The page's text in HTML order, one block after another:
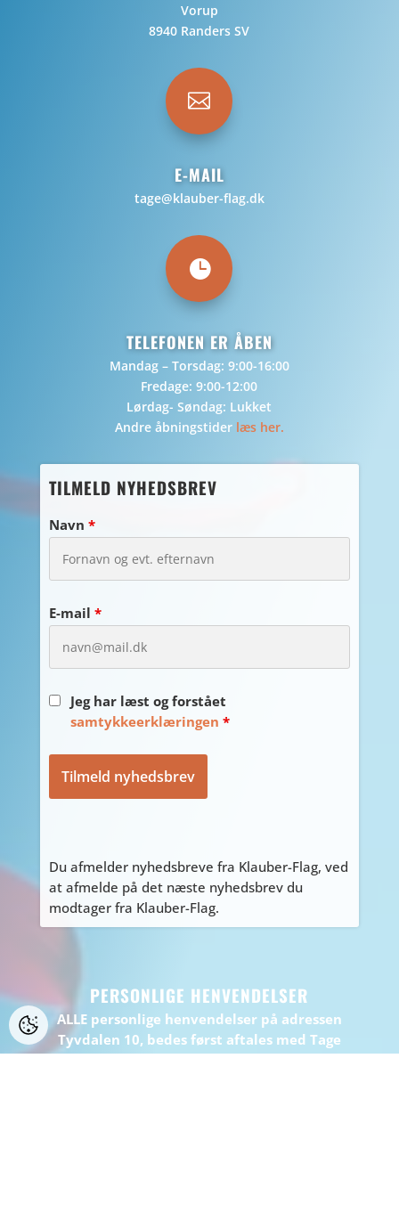
Vorup
8940 Randers SV

E-MAIL
tage@klauber-flag.dk

TELEFONEN ER ÅBEN
Mandag – Torsdag: 9:00-16:00
Fredage: 9:00-12:00
Lørdag- Søndag: Lukket
Andre åbningstider læs her.
TILMELD NYHEDSBREV
Navn *
E-mail *
Jeg har læst og forstået
samtykkeerklæringen *
Du afmelder nyhedsbreve fra Klauber-Flag, ved
at afmelde på det næste nyhedsbrev du
modtager fra Klauber-Flag.
PERSONLIGE HENVENDELSER
ALLE personlige henvendelser på adressen
Tyvdalen 10, bedes først aftales med Tage
på tage@klauber-flag.dk eller 86447260, da jeg